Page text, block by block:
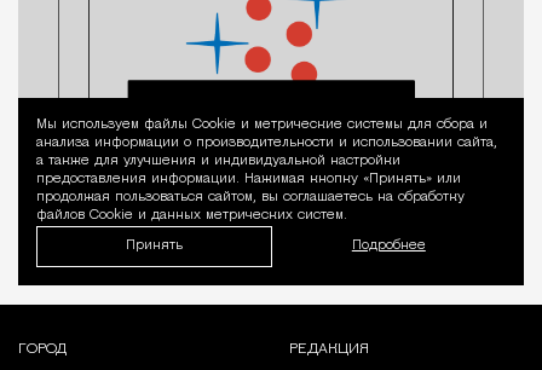
Уведомление
Мы используем файлы Сookie и метрические системы для сбора и
анализа информации о производительности и использовании сайта,
а также для улучшения и индивидуальной настройки
предоставления информации. Нажимая кнопку «Принять» или
продолжая пользоваться сайтом, вы соглашаетесь на обработку
файлов Cookie и данных метрических систем.
Принять Подробнее
ГОРОД РЕДАКЦИЯ